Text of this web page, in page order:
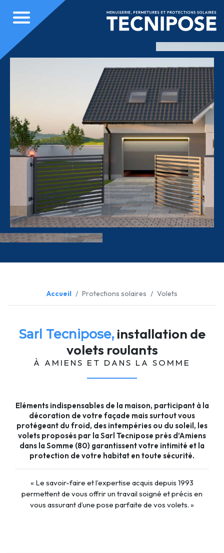
Accueil Protections solaires Volets
Sarl Tecnipose,installation de
volets roulants
À AMIENS ET DANS LA SOMME
Eléments indispensables de la maison, participant à la
décoration de votre façade mais surtout vous
protégeant du froid, des intempéries ou du soleil, les
volets proposés par la Sarl Tecnipose près d’Amiens
dans la Somme (80) garantissent votre intimité et la
protection de votre habitat en toute sécurité.
« Le savoir-faire et l’expertise acquis depuis 1993
permettent de vous offrir un travail soigné et précis en
vous assurant d’une pose parfaite de vos volets. »